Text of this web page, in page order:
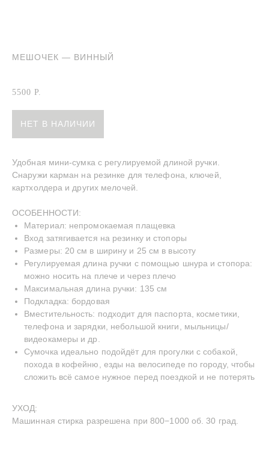
МЕШОЧЕК — ВИННЫЙ
5500 Р.
НЕТ В НАЛИЧИИ
Удобная мини-сумка с регулируемой длиной ручки.
Снаружи карман на резинке для телефона, ключей,
картхолдера и других мелочей.
ОСОБЕННОСТИ:
Материал: непромокаемая плащевка
Вход затягивается на резинку и стопоры
Размеры: 20 см в ширину и 25 см в высоту
Регулируемая длина ручки с помощью шнура и стопора:
можно носить на плече и через плечо
Максимальная длина ручки: 135 см
Подкладка: бордовая
Вместительность: подходит для паспорта, косметики,
телефона и зарядки, небольшой книги, мыльницы/
видеокамеры и др.
Сумочка идеально подойдёт для прогулки с собакой,
похода в кофейню, езды на велосипеде по городу, чтобы
сложить всё самое нужное перед поездкой и не потерять
УХОД:
Машинная стирка разрешена при 800−1000 об. 30 град.
INSTAGRAM
СПРОЕКТИРОВАНО
NON-OBJECTIVE
© BECENTAUREA — СДЕЛАНО С ЛЮБОВЬЮ
TELEGRAM